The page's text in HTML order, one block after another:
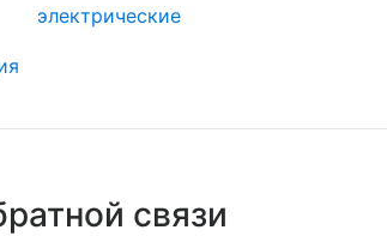
электрические
связи